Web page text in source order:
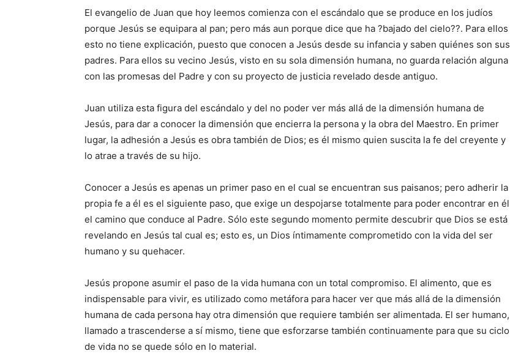
El evangelio de Juan que hoy leemos comienza con el escándalo que se produce en los judíos
porque Jesús se equipara al pan; pero más aun porque dice que ha ?bajado del cielo??. Para ellos
esto no tiene explicación, puesto que conocen a Jesús desde su infancia y saben quiénes son sus
padres. Para ellos su vecino Jesús, visto en su sola dimensión humana, no guarda relación alguna
con las promesas del Padre y con su proyecto de justicia revelado desde antiguo.
Juan utiliza esta figura del escándalo y del no poder ver más allá de la dimensión humana de
Jesús, para dar a conocer la dimensión que encierra la persona y la obra del Maestro. En primer
lugar, la adhesión a Jesús es obra también de Dios; es él mismo quien suscita la fe del creyente y
lo atrae a través de su hijo.
Conocer a Jesús es apenas un primer paso en el cual se encuentran sus paisanos; pero adherir la
propia fe a él es el siguiente paso, que exige un despojarse totalmente para poder encontrar en él
el camino que conduce al Padre. Sólo este segundo momento permite descubrir que Dios se está
revelando en Jesús tal cual es; esto es, un Dios íntimamente comprometido con la vida del ser
humano y su quehacer.
Jesús propone asumir el paso de la vida humana con un total compromiso. El alimento, que es
indispensable para vivir, es utilizado como metáfora para hacer ver que más allá de la dimensión
humana de cada persona hay otra dimensión que requiere también ser alimentada. El ser humano,
llamado a trascenderse a sí mismo, tiene que esforzarse también continuamente para que su ciclo
de vida no se quede sólo en lo material.